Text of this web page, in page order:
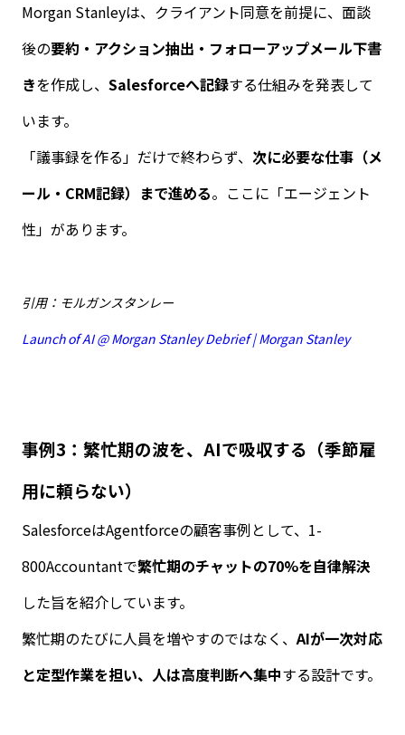
Morgan Stanleyは、クライアント同意を前提に、面談
後の要約・アクション抽出・フォローアップメール下書
きを作成し、 Salesforceへ記録する仕組みを発表して
います。
「議事録を作る」だけで終わらず、 次に必要な仕事（メ
ール・ CRM記録）まで進める。ここに「エージェント
性」があります。
引用：モルガンスタンレー
Launch of AI @ Morgan Stanley Debrief | Morgan Stanley
事例3 ：繁忙期の波を、 AIで吸収する（季節雇
用に頼らない）
SalesforceはAgentforceの顧客事例として、 1-
800Accountantで繁忙期のチャットの70%を自律解決
した旨を紹介しています。
繁忙期のたびに人員を増やすのではなく、AIが一次対応
と定型作業を担い、人は高度判断へ集中する設計です。